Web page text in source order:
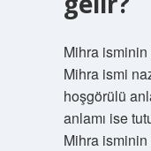
Mihra isminin
Mihra ismi
hoşgörülü
anlamı ise
Mihra isminin